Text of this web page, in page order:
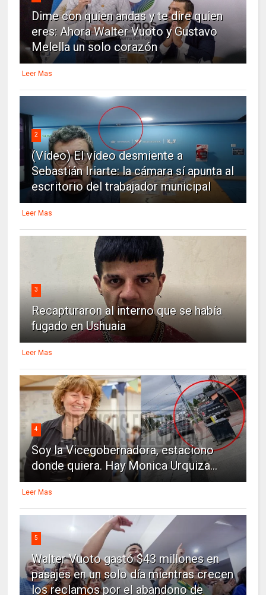
Dime con quien andas y te dire quien
eres: Ahora Walter Vuoto y Gustavo
Melella un solo corazón
Leer Mas
2
(Vídeo) El vídeo desmiente a
Sebastián Iriarte: la cámara sí apunta al
escritorio del trabajador municipal
Leer Mas
3
Recapturaron al interno que se había
fugado en Ushuaia
Leer Mas
4
Soy la Vicegobernadora, estaciono
donde quiera. Hay Monica Urquiza...
Leer Mas
5
Walter Vuoto gastó $43 millones en
pasajes en un solo día mientras crecen
los reclamos por el abandono de